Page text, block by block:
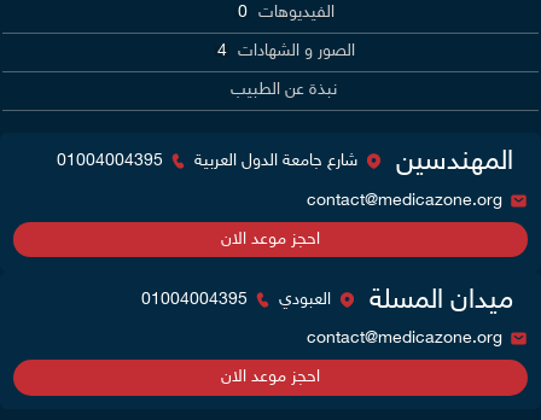
الفيديوهات 0
الصور و الشهادات 4
نبذة عن الطبيب
المهندسين شارع جامعة الدول العربية
01004004395
contact@medicazone.org
احجز موعد الان
ميدان المسلة العبودي
01004004395
contact@medicazone.org
احجز موعد الان